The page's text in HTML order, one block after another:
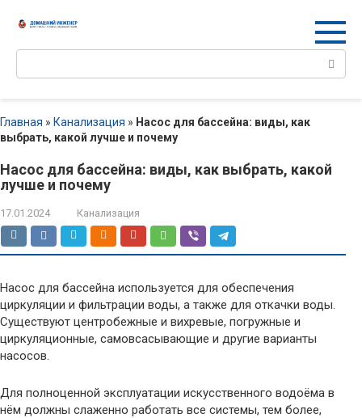
Поиск:
Главная » Канализация » Насос для бассейна: виды, как
выбрать, какой лучше и почему
Насос для бассейна: виды, как выбрать, какой
лучше и почему
17.01.2024 Канализация
Насос для бассейна используется для обеспечения
циркуляции и фильтрации воды, а также для откачки воды.
Существуют центробежные и вихревые, погружные и
циркуляционные, самовсасывающие и другие варианты
насосов.
Для полноценной эксплуатации искусственного водоёма в
нём должны слаженно работать все системы, тем более,